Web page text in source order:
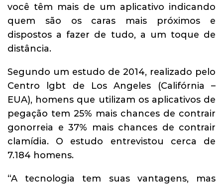
você têm mais de um aplicativo indicando
quem são os caras mais próximos e
dispostos a fazer de tudo, a um toque de
distância.
Segundo um estudo de 2014, realizado pelo
Centro lgbt de Los Angeles (Califórnia –
EUA), homens que utilizam os aplicativos de
pegação tem 25% mais chances de contrair
gonorreia e 37% mais chances de contrair
clamídia. O estudo entrevistou cerca de
7.184 homens.
“A tecnologia tem suas vantagens, mas